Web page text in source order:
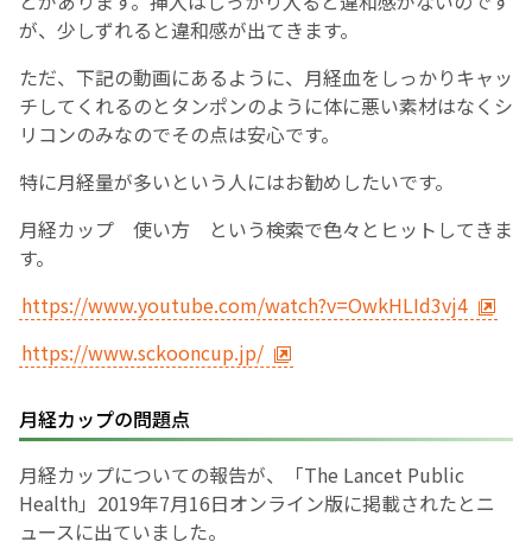
が、少しずれると違和感が出てきます。
ただ、下記の動画にあるように、月経血をしっかりキャッ
チしてくれるのとタンポンのように体に悪い素材はなくシ
リコンのみなのでその点は安心です。
特に月経量が多いという人にはお勧めしたいです。
月経カップ 使い方 という検索で色々とヒットしてきま
す。
https://www.youtube.com/watch?v=OwkHLId3vj4
https://www.sckooncup.jp/
月経カップの問題点
月経カップについての報告が、「The Lancet Public
Health」2019年7月16日オンライン版に掲載されたとニ
ュースに出ていました。
その他の診療内容
‘さんルーム’ でさまざまな講座・クラス
遠方にお住まいで当院での出産を希望される方へ